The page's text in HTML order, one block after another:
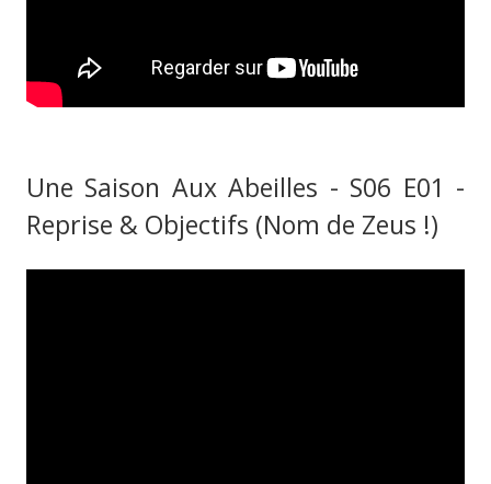
Une Saison Aux Abeilles - S06 E01 -
Reprise & Objectifs (Nom de Zeus !)